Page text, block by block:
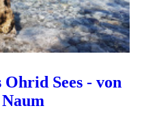
Sees - von